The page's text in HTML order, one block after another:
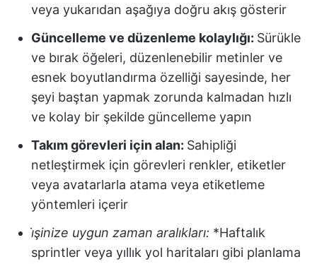
veya yukarıdan aşağıya doğru akış gösterir
Güncelleme ve düzenleme kolaylığı: Sürükle
ve bırak öğeleri, düzenlenebilir metinler ve
esnek boyutlandırma özelliği sayesinde, her
şeyi baştan yapmak zorunda kalmadan hızlı
ve kolay bir şekilde güncelleme yapın
Takım görevleri için alan: Sahipliği
netleştirmek için görevleri renkler, etiketler
veya avatarlarla atama veya etiketleme
yöntemleri içerir
i̇şinize uygun zaman aralıkları: *Haftalık
sprintler veya yıllık yol haritaları gibi planlama